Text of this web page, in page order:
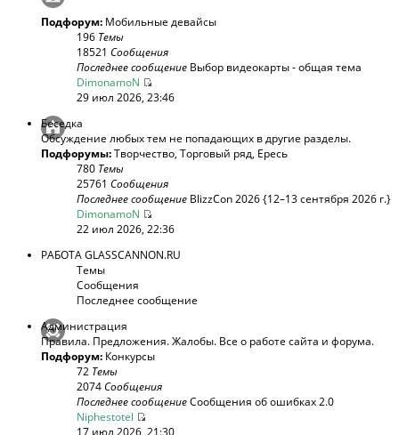
Подфорум: Мобильные девайсы
196 Темы
18521 Сообщения
Последнее сообщение Выбор видеокарты - общая тема
DimonamoN
29 июл 2026, 23:46
Беседка
Обсуждение любых тем не попадающих в другие разделы.
Подфорумы:Творчество, Торговый ряд, Ересь
780 Темы
25761 Сообщения
Последнее сообщение BlizzCon 2026 {12–13 сентября 2026 г.}
DimonamoN
22 июл 2026, 22:36
РАБОТА GLASSCANNON.RU
Темы
Сообщения
Последнее сообщение
Администрация
Правила. Предложения. Жалобы. Все о работе сайта и форума.
Подфорум: Конкурсы
72 Темы
2074Сообщения
Последнее сообщениеСообщения об ошибках 2.0
Niphestotel
17 июл 2026, 21:30